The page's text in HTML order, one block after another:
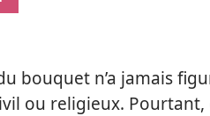
bouquet n’a jamais
ou religieux.